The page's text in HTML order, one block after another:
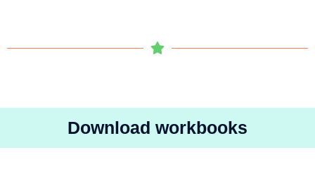
Download workbooks